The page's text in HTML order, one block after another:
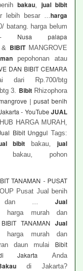
bakau
jual bibit
lebih besar ... harga
batang. harga belum
palapa
BIBITMANGROVE
pepohonan atau
DAN BIBIT CEMARA
dari Rp.700/btg
3. BibitRhizophora
| pusat benih
- YouTube JUAL
HARGA MURAH,
Bibit UnggulTags:
bibitbakau, jual
bakau, pohon
TANAMAN - PUSAT
Pusat Jual benih
dan ... Jual
harga murah dan
TANAMAN Jual
harga murah dan
daun mulai Bibit
Jakarta Anda
di Jakarta?